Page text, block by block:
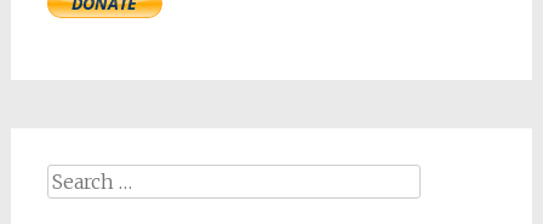
Search
for: